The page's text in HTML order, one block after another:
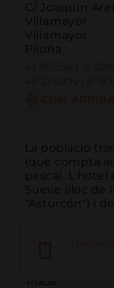
C/ Joaquin
Villamayor
Villamayor
Piloña
La població
(que compta
pesca). L'hotel
Sueve (lloc de
"Asturcón") i
Trucar